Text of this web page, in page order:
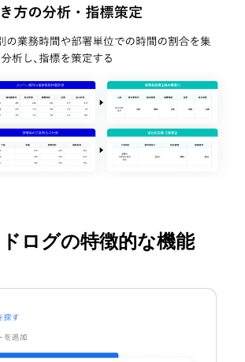
ログの特徴的な機能